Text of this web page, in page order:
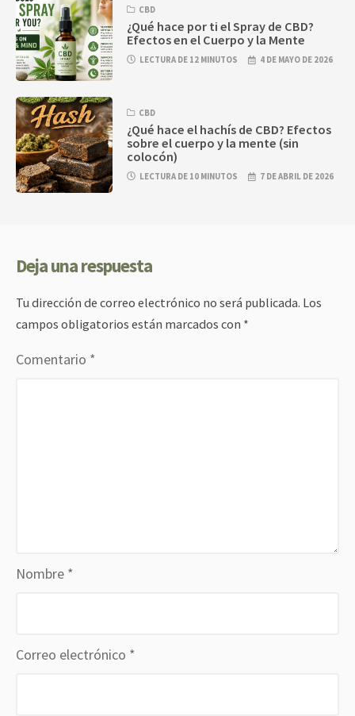
CBD
¿Qué hace por ti el Spray de CBD?
Efectos en el Cuerpo y la Mente
LECTURA DE 12 MINUTOS 4 DE MAYO DE 2026
CBD
¿Qué hace el hachís de CBD? Efectos
sobre el cuerpo y la mente (sin
colocón)
LECTURA DE 10 MINUTOS 7 DE ABRIL DE 2026
Deja una respuesta
Tu dirección de correo electrónico no será publicada. Los
campos obligatorios están marcados con *
Comentario *
Nombre *
Correo electrónico *